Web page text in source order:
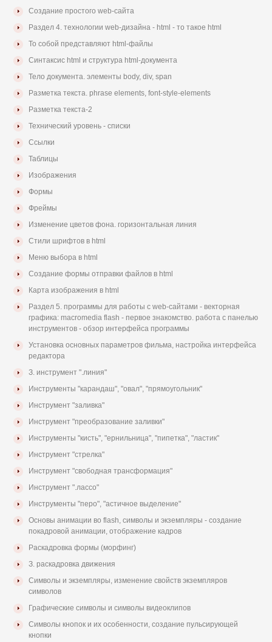
Создание простого web-сайта
Раздел 4. технологии web-дизайна - html - то такое html
То собой представляют html-файлы
Синтаксис html и структура html-документа
Тело документа. элементы body, div, span
Разметка текста. phrase elements, font-style-elements
Разметка текста-2
Технический уровень - списки
Ссылки
Таблицы
Изображения
Формы
Фреймы
Изменение цветов фона. горизонтальная линия
Стили шрифтов в html
Меню выбора в html
Создание формы отправки файлов в html
Карта изображения в html
Раздел 5. программы для работы с web-сайтами - векторная
графика: macromedia flash - первое знакомство. работа с панелью
инструментов - обзор интерфейса программы
Установка основных параметров фильма, настройка интерфейса
редактора
З. инструмент ".линия"
Инструменты "карандаш", "овал", "прямоугольник"
Инструмент "заливка"
Инструмент "преобразование заливки"
Инструменты "кисть", "ернильница", "пипетка", "ластик"
Инструмент "стрелка"
Инструмент "свободная трансформация"
Инструмент ".лассо"
Инструменты "перо", "астичное выделение"
Основы анимации во flash, символы и экземпляры - создание
покадровой анимации, отображение кадров
Раскадровка формы (морфинг)
З. раскадровка движения
Символы и экземпляры, изменение свойств экземпляров
символов
Графические символы и символы видеоклипов
Символы кнопок и их особенности, создание пульсирующей
кнопки